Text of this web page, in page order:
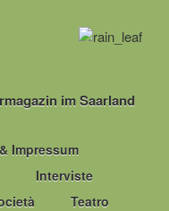
im Saarland
Impressum
Interviste
Teatro